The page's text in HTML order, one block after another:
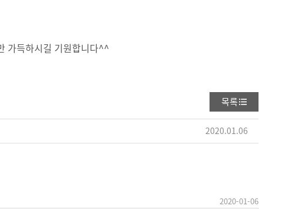
가득하시길 기원합니다^^
목록
2020.01.06
2020-01-06